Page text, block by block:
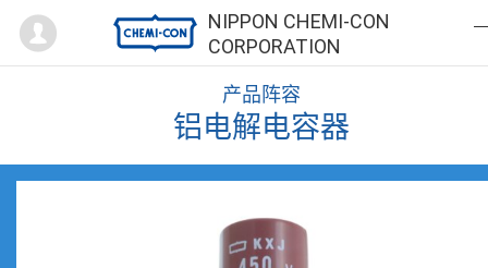
NIPPON CHEMI-CON
CORPORATION
Mypage
产品阵容
铝电解电容器